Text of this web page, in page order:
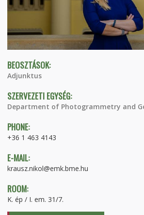
BEOSZTÁSOK:
Adjunktus
SZERVEZETI EGYSÉG:
Department of Photogrammetry and
PHONE:
+36 1 463 4143
E-MAIL:
krausz.nikol@emk.bme.hu
ROOM:
K. ép / I. em. 31/7.